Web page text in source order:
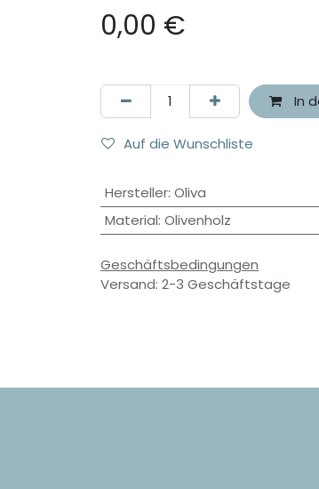
0,00 €
In
Auf die Wunschliste
Hersteller: Oliva
Material: Olivenholz
Geschäftsbedingungen
Versand: 2-3 Geschäftstage